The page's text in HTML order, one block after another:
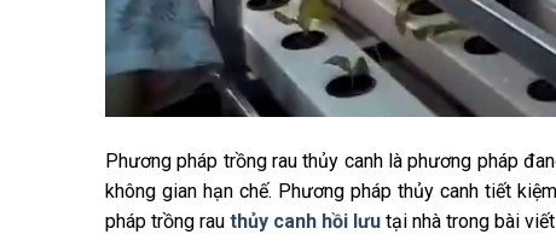
Phương pháp trồng rau thủy canh là phương pháp
không gian hạn chế. Phương pháp thủy canh tiết
pháp trồng rau thủy canh hồi lưu tại nhà trong bài